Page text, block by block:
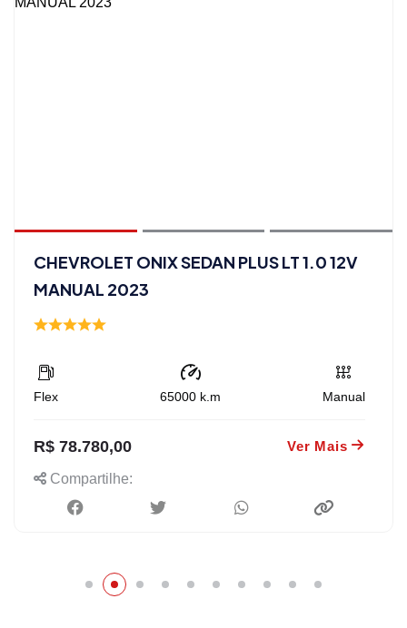
CHEVROLET ONIX SEDAN PLUS LT 1.0 12V
MANUAL 2023
Flex 65000 k.m Manual
R$ 78.780,00 Ver Mais
Compartilhe: